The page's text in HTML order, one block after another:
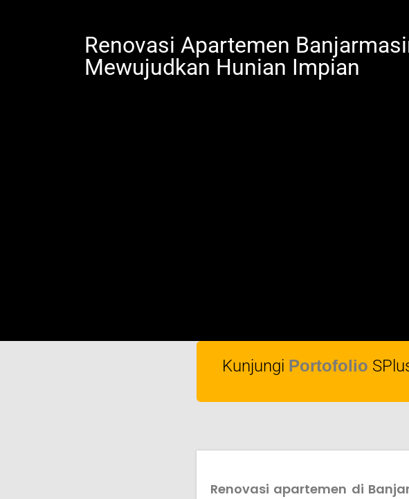
Renovasi Apartemen
Mewujudkan Hunian Impian
Kunjungi Portofolio
Renovasi apartemen di